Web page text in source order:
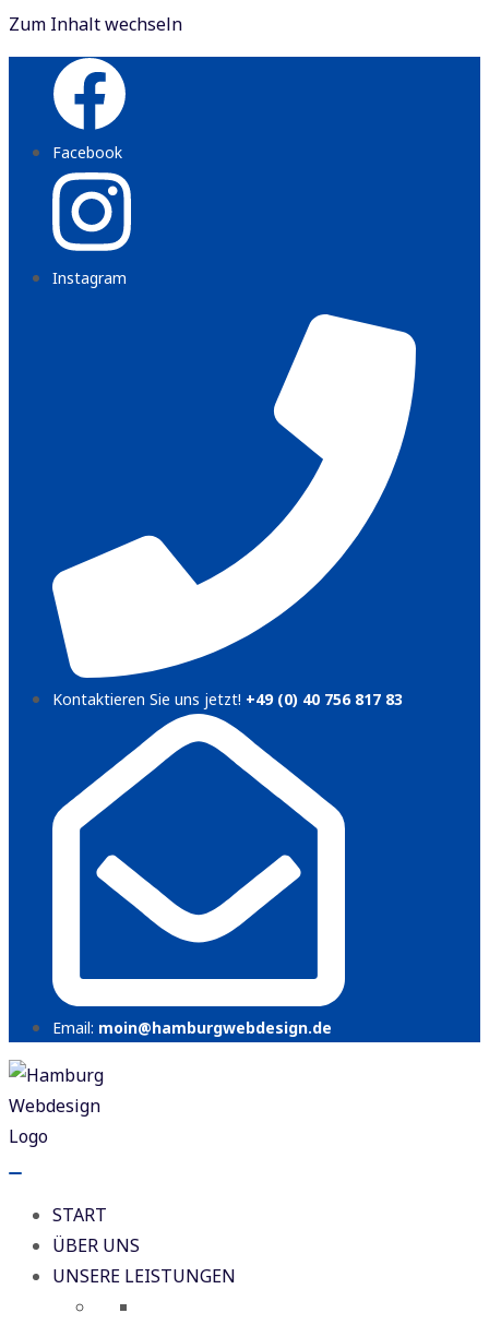
Zum Inhalt wechseln
Facebook
Instagram
Kontaktieren Sie uns jetzt! +49 (0) 40 756 817 83
Email: moin@hamburgwebdesign.de
START
ÜBER UNS
UNSERE LEISTUNGEN